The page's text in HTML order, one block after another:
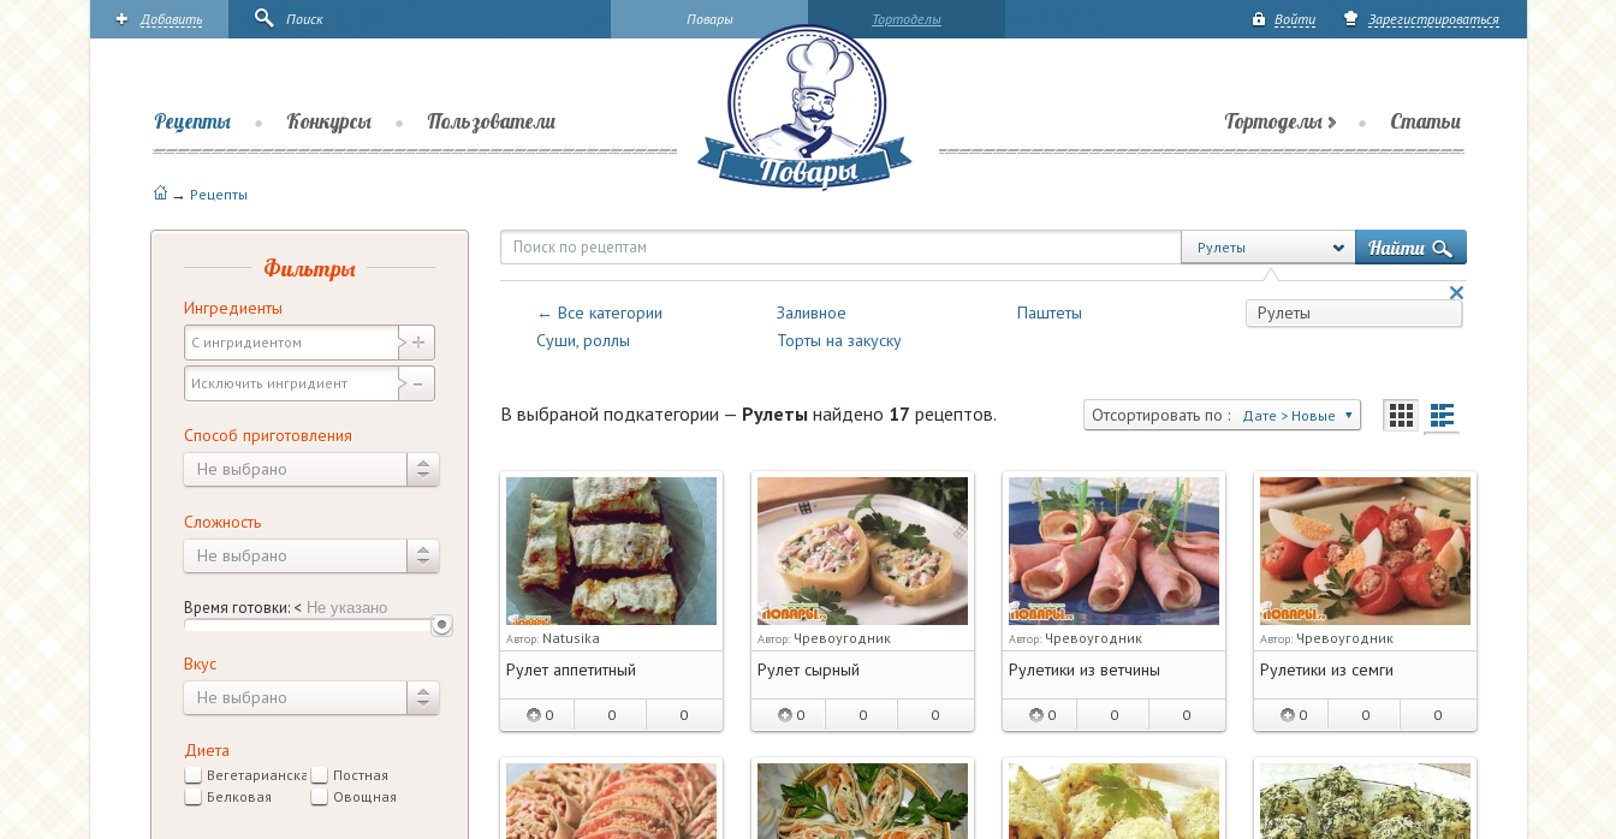
Тортоделы
Повары Войти Зарегистрироваться
Добавить Поиск
Тортоделы Статьи
Рецепты Конкурсы Пользователи
→ Рецепты
Рецепты — Закуски и бутерброды — Рулеты | Повары.ру Рулеты
← Все категории Заливное Паштеты
Рулеты
Суши, роллы
Торты на закуску
Отсортировать по : Дате > Новые
В выбраной подкатегории — Рулетынайдено 17 рецептов.
Автор: Natusika
Рулет аппетитный
0 0 0
Автор: Чревоугодник
Рулет сырный
0 0 0
Автор: Чревоугодник
Рулетики из ветчины
0 0 0
Автор: Чревоугодник
Рулетики из семги
0 0 0
Фильтры
Ингредиенты
Способ приготовления
Не выбрано
Сложность
Не выбрано
Время готовки: <
Вкус
Не выбрано
Диета
Вегетарианская
Постная
Белковая
Овощная